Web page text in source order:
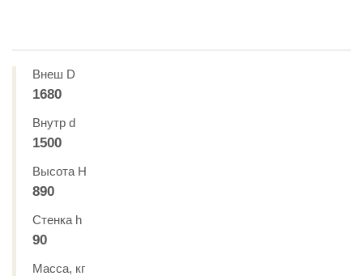
Внеш D
1680
Внутр d
1500
Высота H
890
Стенка h
90
Масса, кг